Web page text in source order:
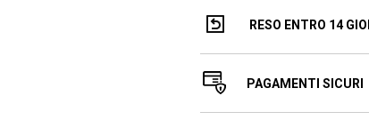
RESO ENTRO 14
PAGAMENTI SICURI